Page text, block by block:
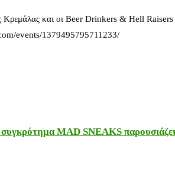
και οι Beer Drinkers & Hell Raisers
events/1379495795711233/
MAD SNEAKS